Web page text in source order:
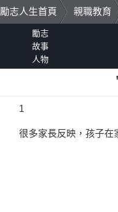
勵志人生首頁
親職教育
勵志
故事
人物
1
很多家長反映，孩子在